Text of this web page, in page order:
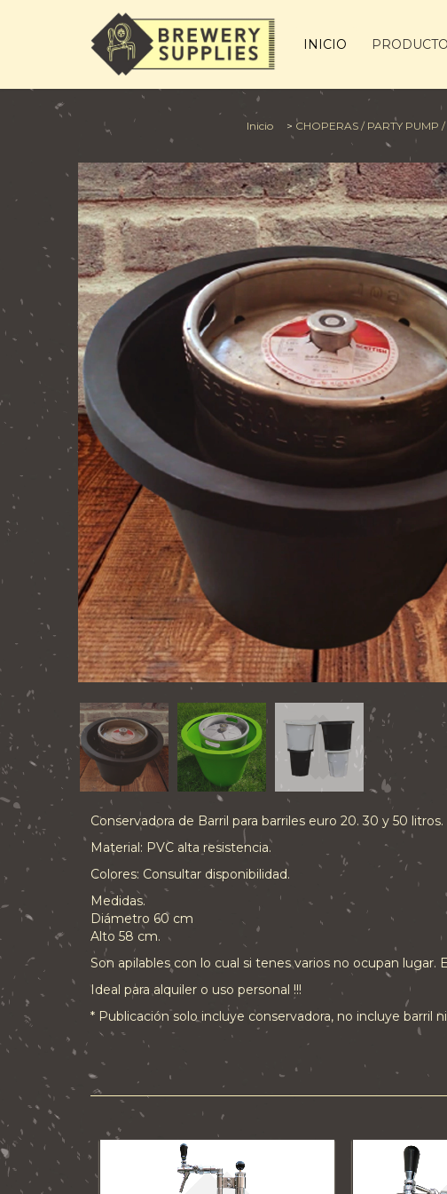
INICIO
Inicio > CHOPERAS / PARTY PUMP /
Conservadora de Barril para barriles euro 20. 30 y 50 litros.
Material: PVC alta resistencia.
Colores: Consultar disponibilidad.
Medidas.
Diámetro 60 cm
Alto 58 cm.
Son apilables con lo cual si tenes varios no ocupan lugar.
Ideal para alquiler o uso personal !!!
* Publicación solo incluye conservadora, no incluye barril